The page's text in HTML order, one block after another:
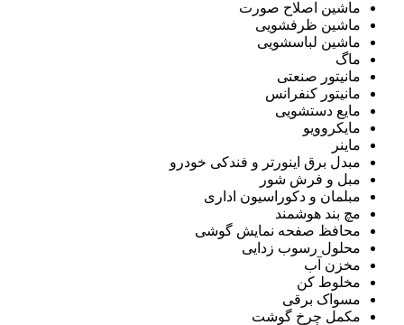
ماشین اصلاح صورت
ماشین ظرفشویی
ماشین لباسشویی
ماگ
مانیتور صنعتی
مانیتور کنفرانس
مایع دستشویی
مایکروویو
ماینر
مبدل برق اینورتر و فندکی خودرو
مبل و فرش شور
مبلمان و دکوراسیون اداری
مچ بند هوشمند
محافظ صفحه نمایش گوشی
محلول رسوب زدایی
مخزن آب
مخلوط کن
مسواک برقی
مکمل چرخ گوشت